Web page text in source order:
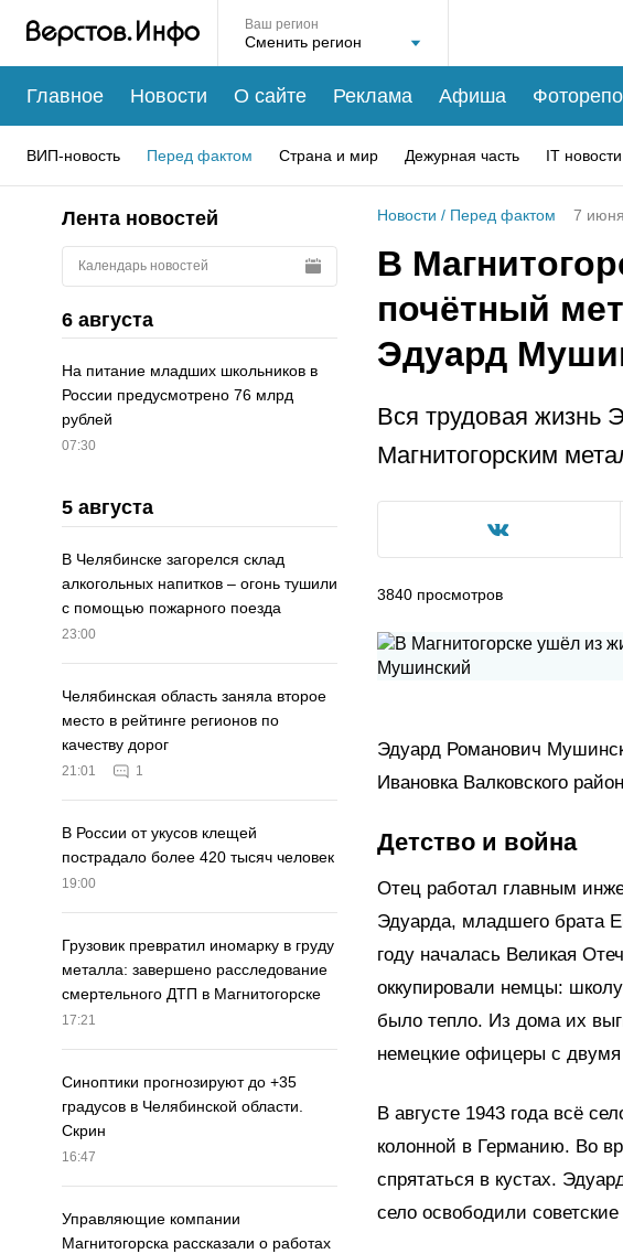
Ваш регион
Главное Новости О сайте Реклама Афиша
ВИП-новость Перед фактом Страна и мир Дежурная часть IT новости
Лента новостей
Календарь новостей
6 августа
На питание младших школьников в
России предусмотрено 76 млрд
рублей
07:30
5 августа
В Челябинске загорелся склад
алкогольных напитков – огонь тушили
с помощью пожарного поезда
23:00
Челябинская область заняла второе
место в рейтинге регионов по
качеству дорог
21:01 1
В России от укусов клещей
пострадало более 420 тысяч человек
19:00
Грузовик превратил иномарку в груду
металла: завершено расследование
смертельного ДТП в Магнитогорске
17:21
Синоптики прогнозируют до +35
градусов в Челябинской области.
Скрин
16:47
Управляющие компании
Магнитогорска рассказали о работах
Новости / Перед фактом 7 июня
В
почётный
Эдуард
Вся трудовая жизнь
Магнитогорским
3840 просмотров
Эдуард Романович
Ивановка Валковского
Детство и война
Отец работал главным
Эдуарда, младшего брата
году началась Великая
оккупировали немцы:
было тепло. Из дома их
немецкие офицеры с двумя
В августе 1943 года всё
колонной в Германию. Во
спрятаться в кустах.
село освободили